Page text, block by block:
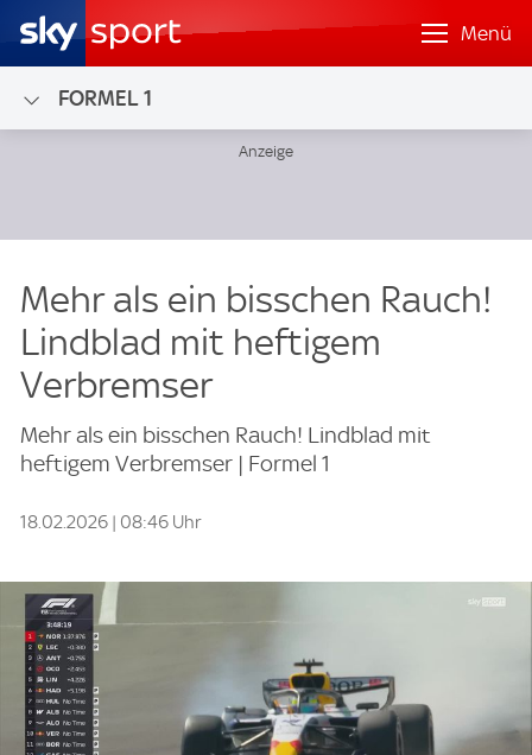
Menü
FORMEL 1
Mehr als ein bisschen Rauch!
Lindblad mit heftigem
Verbremser
Mehr als ein bisschen Rauch! Lindblad mit
heftigem Verbremser | Formel 1
18.02.2026 | 08:46 Uhr